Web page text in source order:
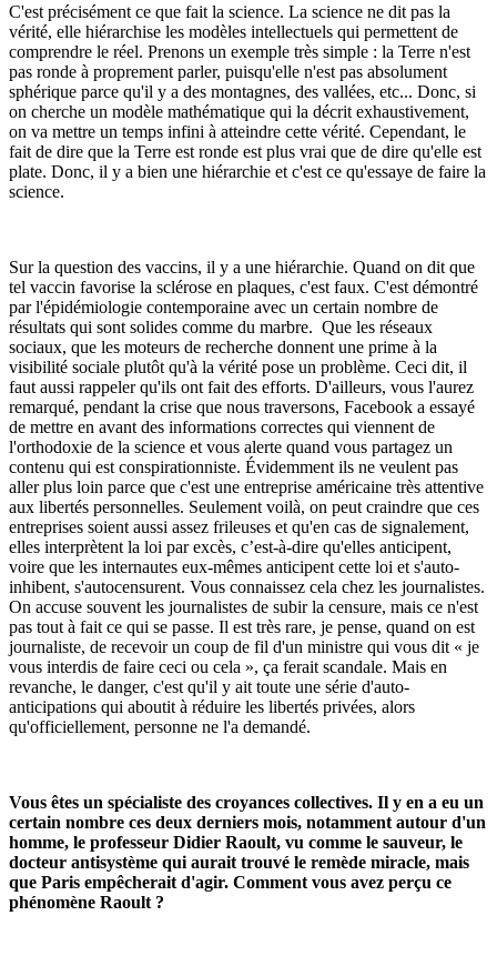
C'est précisément ce que fait la science. La science ne dit pas la
vérité, elle hiérarchise les modèles intellectuels qui permettent de
comprendre le réel. Prenons un exemple très simple : la Terre n'est
pas ronde à proprement parler, puisqu'elle n'est pas absolument
sphérique parce qu'il y a des montagnes, des vallées, etc... Donc, si
on cherche un modèle mathématique qui la décrit exhaustivement,
on va mettre un temps infini à atteindre cette vérité. Cependant, le
fait de dire que la Terre est ronde est plus vrai que de dire qu'elle est
plate. Donc, il y a bien une hiérarchie et c'est ce qu'essaye de faire la
science.
Sur la question des vaccins, il y a une hiérarchie. Quand on dit que
tel vaccin favorise la sclérose en plaques, c'est faux. C'est démontré
par l'épidémiologie contemporaine avec un certain nombre de
résultats qui sont solides comme du marbre. Que les réseaux
sociaux, que les moteurs de recherche donnent une prime à la
visibilité sociale plutôt qu'à la vérité pose un problème. Ceci dit, il
faut aussi rappeler qu'ils ont fait des efforts. D'ailleurs, vous l'aurez
remarqué, pendant la crise que nous traversons, Facebook a essayé
de mettre en avant des informations correctes qui viennent de
l'orthodoxie de la science et vous alerte quand vous partagez un
contenu qui est conspirationniste. Évidemment ils ne veulent pas
aller plus loin parce que c'est une entreprise américaine très attentive
aux libertés personnelles. Seulement voilà, on peut craindre que ces
entreprises soient aussi assez frileuses et qu'en cas de signalement,
elles interprètent la loi par excès, c’est-à-dire qu'elles anticipent,
voire que les internautes eux-mêmes anticipent cette loi et s'auto-
inhibent, s'autocensurent. Vous connaissez cela chez les journalistes.
On accuse souvent les journalistes de subir la censure, mais ce n'est
pas tout à fait ce qui se passe. Il est très rare, je pense, quand on est
journaliste, de recevoir un coup de fil d'un ministre qui vous dit « je
vous interdis de faire ceci ou cela », ça ferait scandale. Mais en
revanche, le danger, c'est qu'il y ait toute une série d'auto-
anticipations qui aboutit à réduire les libertés privées, alors
qu'officiellement, personne ne l'a demandé.
Vous êtes un spécialiste des croyances collectives. Il y en a eu un
certain nombre ces deux derniers mois, notamment autour d'un
homme, le professeur Didier Raoult, vu comme le sauveur, le
docteur antisystème qui aurait trouvé le remède miracle, mais
que Paris empêcherait d'agir. Comment vous avez perçu ce
phénomène Raoult ?